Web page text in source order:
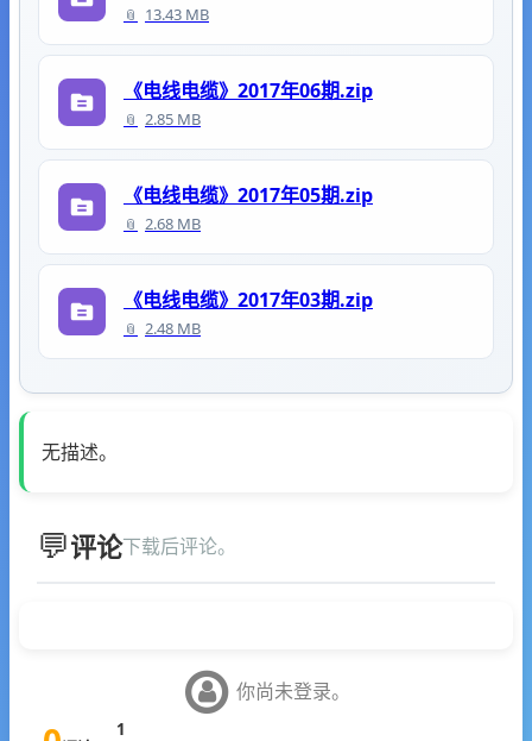
13.43 MB
《电线电缆》2017年06期.zip
2.85 MB
《电线电缆》2017年05期.zip
2.68 MB
《电线电缆》2017年03期.zip
2.48 MB
无描述。
评论下载后评论。
你尚未登录。
1